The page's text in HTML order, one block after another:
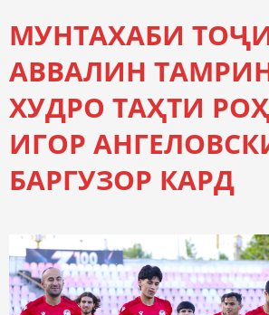
МУНТАХАБИ
АВВАЛИН
ХУДРО ТАҲТИ
ИГОР
БАРГУЗОР КАРД